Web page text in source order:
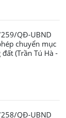
QĐ-UBND
chuyển mục
(Trần Tú Hà -